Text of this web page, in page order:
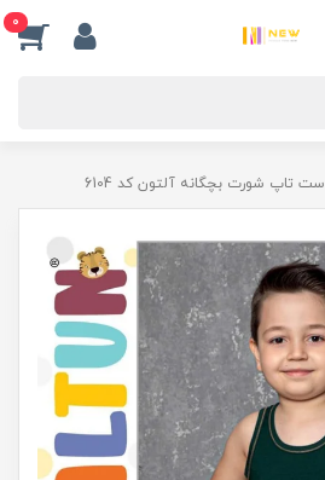
0
ست تاپ شورت بچگانه آلتون کد 6104